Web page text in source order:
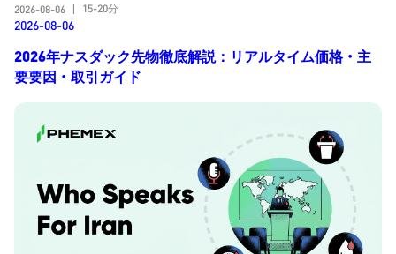
2026-08-06
15-20分
2026-08-06
2026年ナスダック先物徹底解説：リアルタイム価格・主
要要因・取引ガイド